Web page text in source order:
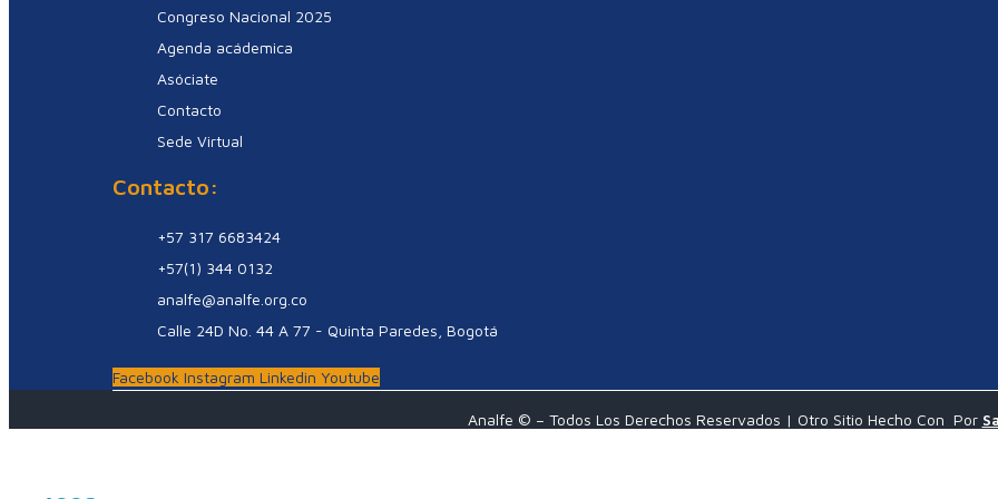
Congreso Nacional 2025
Agenda acádemica
Asóciate
Contacto
Sede Virtual
Contacto:
+57 317 6683424
+57(1) 344 0132
analfe@analfe.org.co
Calle 24D No. 44 A 77 - Quinta Paredes, Bogotá
Facebook Instagram Linkedin Youtube
Analfe © – Todos Los Derechos Reservados | Otro Sitio Hecho Con Por